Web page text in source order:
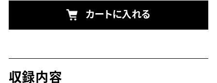
カートに入れる
収録内容